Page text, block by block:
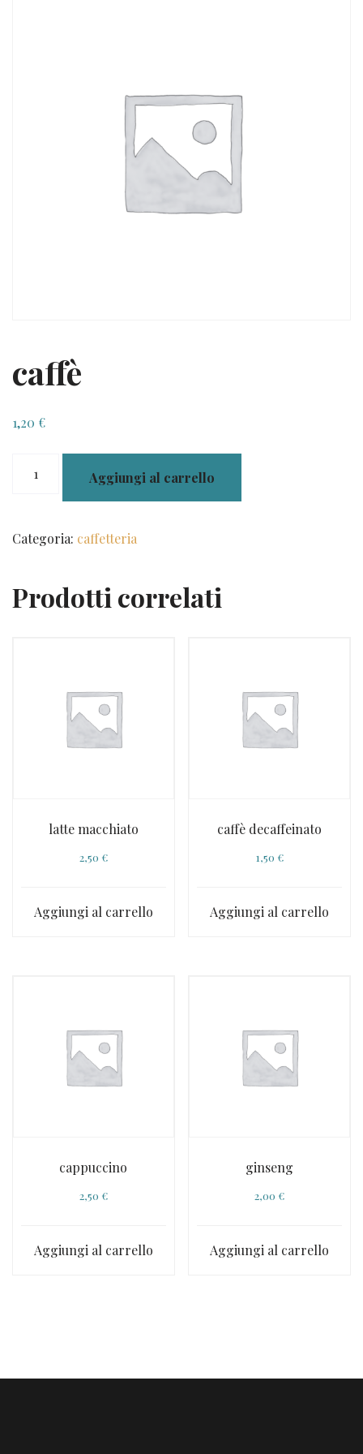
caffè
1,20 €
Aggiungi al carrello
Categoria: caffetteria
Prodotti correlati
latte macchiato
2,50 €
Aggiungi al carrello
caffè decaffeinato
1,50 €
Aggiungi al carrello
cappuccino
2,50 €
Aggiungi al carrello
ginseng
2,00 €
Aggiungi al carrello